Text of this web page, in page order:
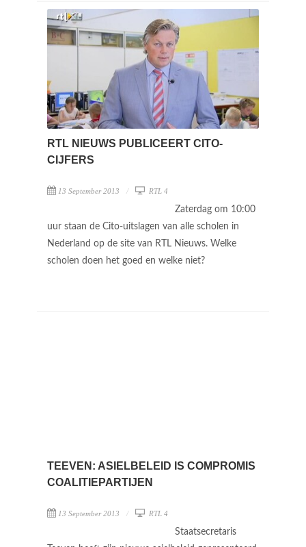
RTL NIEUWS PUBLICEERT CITO-
CIJFERS
13 September 2013 RTL 4
Zaterdag om 10:00
uur staan de Cito-uitslagen van alle scholen in
Nederland op de site van RTL Nieuws. Welke
scholen doen het goed en welke niet?
COALITIEPARTIJEN
Teeven heeft zijn nieuwe asielbeleid gepresenteerd.